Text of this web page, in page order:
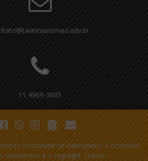
11 4969-3005
Sociedade de Advogados. Construído
WordPress e o Highlight Theme